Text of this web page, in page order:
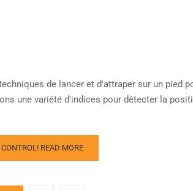
de lancer et d'attraper sur un pied
une variété d'indices pour détecter la
READ MORE